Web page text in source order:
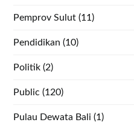
Pemprov Sulut (11)
Pendidikan (10)
Politik (2)
Public (120)
Pulau Dewata Bali (1)